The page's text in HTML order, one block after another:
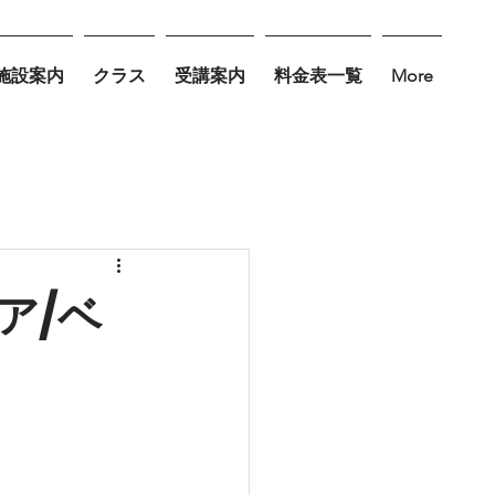
設案内 クラス 受講案内 料金表一覧 More
/ベ